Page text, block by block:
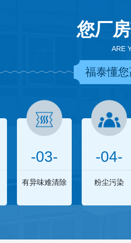
您厂
ARE
福泰懂
-03-
有异味难清除
-04-
粉尘污染